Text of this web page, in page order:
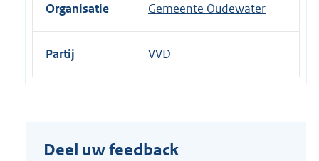
Organisatie Gemeente Oudewater
Partij VVD
Deel uw feedback